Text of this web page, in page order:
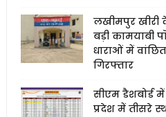
लखीमपुर
बड़ी कामयाबी
धाराओं में
गिरफ्तार
सीएम डैशबोर्ड
प्रदेश में तीसरे